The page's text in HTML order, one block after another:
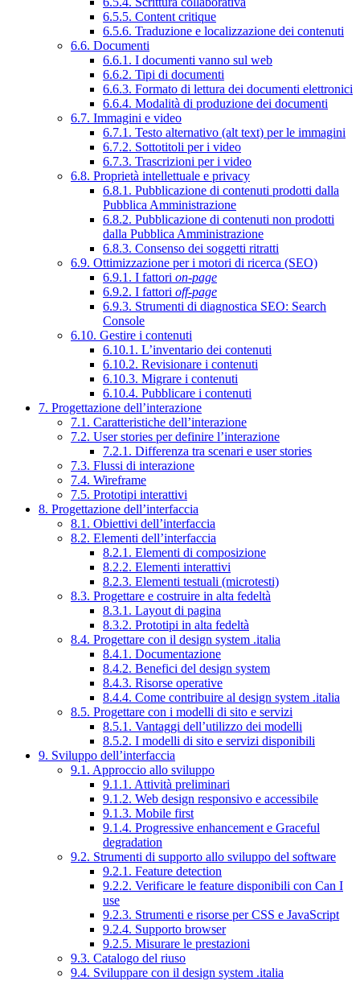
6.5.5. Content critique
6.5.6. Traduzione e localizzazione dei contenuti
6.6. Documenti
6.6.1. I documenti vanno sul web
6.6.2. Tipi di documenti
6.6.3. Formato di lettura dei documenti elettronici
6.6.4. Modalità di produzione dei documenti
6.7. Immagini e video
6.7.1. Testo alternativo (alt text) per le immagini
6.7.2. Sottotitoli per i video
6.7.3. Trascrizioni per i video
6.8. Proprietà intellettuale e privacy
6.8.1. Pubblicazione di contenuti prodotti dalla
Pubblica Amministrazione
6.8.2. Pubblicazione di contenuti non prodotti
dalla Pubblica Amministrazione
6.8.3. Consenso dei soggetti ritratti
6.9. Ottimizzazione per i motori di ricerca (SEO)
6.9.1. I fattori on-page
6.9.2. I fattori off-page
6.9.3. Strumenti di diagnostica SEO: Search
Console
6.10. Gestire i contenuti
6.10.1. L’inventario dei contenuti
6.10.2. Revisionare i contenuti
6.10.3. Migrare i contenuti
6.10.4. Pubblicare i contenuti
7. Progettazione dell’interazione
7.1. Caratteristiche dell’interazione
7.2. User stories per definire l’interazione
7.2.1. Differenza tra scenari e user stories
7.3. Flussi di interazione
7.4. Wireframe
7.5. Prototipi interattivi
8. Progettazione dell’interfaccia
8.1. Obiettivi dell’interfaccia
8.2. Elementi dell’interfaccia
8.2.1. Elementi di composizione
8.2.2. Elementi interattivi
8.2.3. Elementi testuali (microtesti)
8.3. Progettare e costruire in alta fedeltà
8.3.1. Layout di pagina
8.3.2. Prototipi in alta fedeltà
8.4. Progettare con il design system .italia
8.4.1. Documentazione
8.4.2. Benefici del design system
8.4.3. Risorse operative
8.4.4. Come contribuire al design system .italia
8.5. Progettare con i modelli di sito e servizi
8.5.1. Vantaggi dell’utilizzo dei modelli
8.5.2. I modelli di sito e servizi disponibili
9. Sviluppo dell’interfaccia
9.1. Approccio allo sviluppo
9.1.1. Attività preliminari
9.1.2. Web design responsivo e accessibile
9.1.3. Mobile first
9.1.4. Progressive enhancement e Graceful
degradation
9.2. Strumenti di supporto allo sviluppo del software
9.2.1. Feature detection
9.2.2. Verificare le feature disponibili con Can I
use
9.2.3. Strumenti e risorse per CSS e JavaScript
9.2.4. Supporto browser
9.2.5. Misurare le prestazioni
9.3. Catalogo del riuso
9.4. Sviluppare con il design system .italia